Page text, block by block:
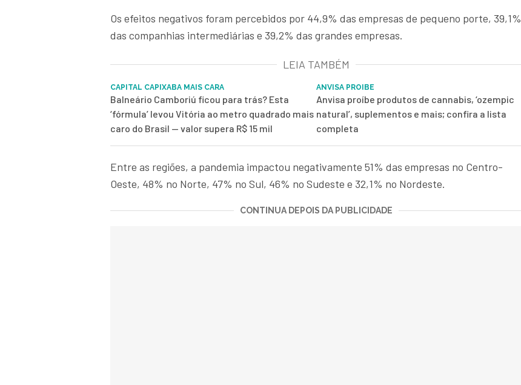
Os efeitos negativos foram percebidos por 44,9% das empresas de pequeno porte, 39,1%
das companhias intermediárias e 39,2% das grandes empresas.
LEIA TAMBÉM
CAPITAL CAPIXABA MAIS CARA
Balneário Camboriú ficou para trás? Esta
‘fórmula’ levou Vitória ao metro quadrado mais
caro do Brasil — valor supera R$ 15 mil
ANVISA PROIBE
Anvisa proíbe produtos de cannabis, ‘ozempic
natural’, suplementos e mais; confira a lista
completa
Entre as regiões, a pandemia impactou negativamente 51% das empresas no Centro-
Oeste, 48% no Norte, 47% no Sul, 46% no Sudeste e 32,1% no Nordeste.
CONTINUA DEPOIS DA PUBLICIDADE